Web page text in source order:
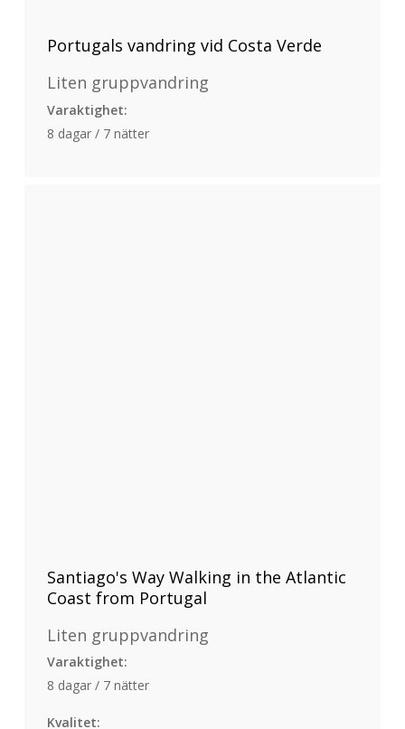
Portugals vandring vid Costa Verde
Liten gruppvandring
Varaktighet:
8 dagar / 7 nätter
Santiago's Way Walking in the Atlantic
Coast from Portugal
Liten gruppvandring
Varaktighet:
8 dagar / 7 nätter
Kvalitet: